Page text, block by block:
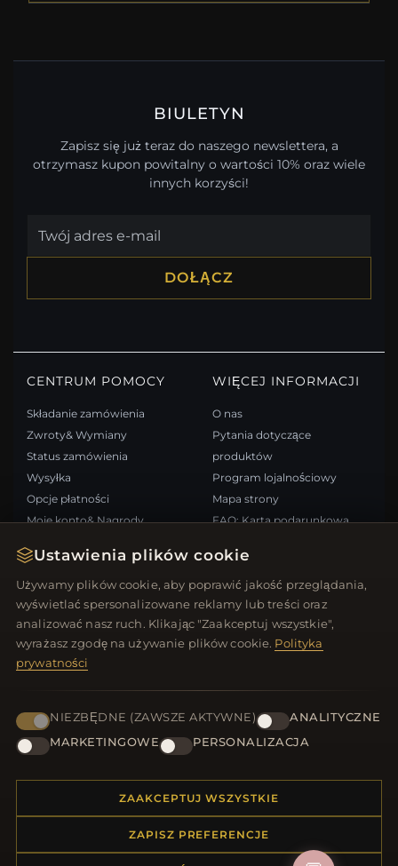
Ustawienia plików cookie
Używamy plików cookie, aby poprawić jakość przeglądania,
wyświetlać spersonalizowane reklamy lub treści oraz
analizować nasz ruch. Klikając "Zaakceptuj wszystkie",
wyrażasz zgodę na używanie plików cookie. Polityka
prywatności
NIEZBĘDNE (ZAWSZE AKTYWNE)
ANALITYCZNE
MARKETINGOWE
PERSONALIZACJA
ZAAKCEPTUJ WSZYSTKIE
ZAPISZ PREFERENCJE
BIULETYN
Zapisz się już teraz do naszego newslettera, a
otrzymasz kupon powitalny o wartości 10% oraz wiele
innych korzyści!
DOŁĄCZ
CENTRUM POMOCY
Składanie zamówienia
Zwroty& Wymiany
Status zamówienia
Wysyłka
Opcje płatności
Moje konto& Nagrody
WIĘCEJ INFORMACJI
O nas
Pytania dotyczące
produktów
Program lojalnościowy
Mapa strony
FAQ: Karta podarunkowa
Wypisz się z newslettera
SZYBKIE LINKI
Nowe produkty
Oferty specjalne
Recenzje
Zaloguj się
ŚLEDŹ NAS
© 2012–2026Biżuteria.net. Wszelkie prawa zastrzeżone.